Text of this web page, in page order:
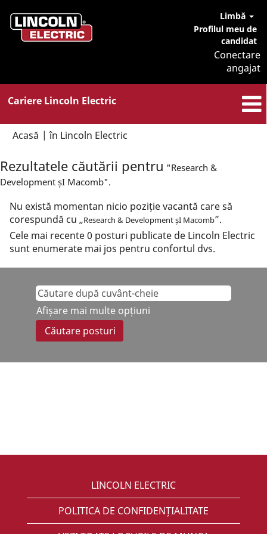
Limbă
Profilul meu de
candidat
Conectare
angajat
Cariere Lincoln Electric
Acasă | în Lincoln Electric
Rezultatele căutării pentru "Research &
Development șI Macomb".
Nu există momentan nicio poziție vacantă care să
corespundă cu „Research & Development șI Macomb”.
Cele mai recente 0 posturi publicate de Lincoln Electric
sunt enumerate mai jos pentru confortul dvs.
Afișare mai multe opțiuni
LINCOLN ELECTRIC
POLITICA DE CONFIDENȚIALITATE